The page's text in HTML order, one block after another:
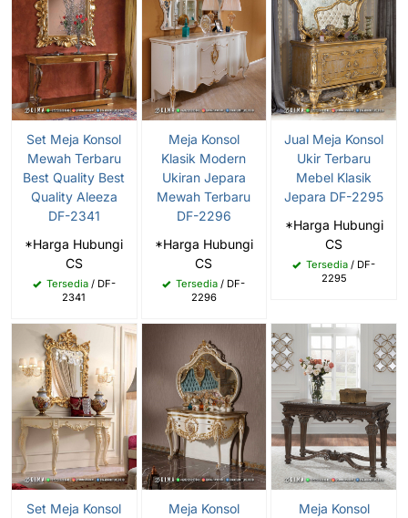
Set Meja Konsol
Mewah Terbaru
Best Quality Best
Quality Aleeza
DF-2341
*Harga Hubungi
CS
Tersedia/ DF-
2341
Meja Konsol
Klasik Modern
Ukiran Jepara
Mewah Terbaru
DF-2296
*Harga Hubungi
CS
Tersedia / DF-
2296
Jual Meja Konsol
Ukir Terbaru
Mebel Klasik
Jepara DF-2295
*Harga Hubungi
CS
Tersedia / DF-
2295
Set Meja Konsol
Meja Konsol
Meja Konsol